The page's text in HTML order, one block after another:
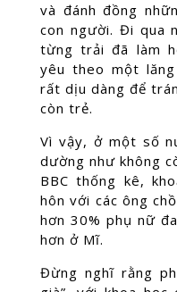
và đánh đồng
con người. Đi qua
từng trải đã làm
yêu theo một
rất dịu dàng để
còn trẻ.
Vì vậy, ở một số
dường như không
BBC thống kê,
hôn với các ông
hơn 30% phụ nữ
hơn ở Mĩ.
Đừng nghĩ rằng